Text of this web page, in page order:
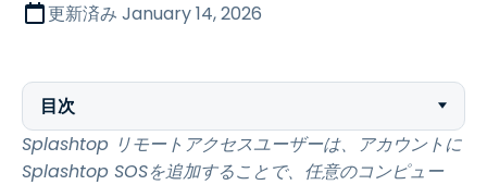
更新済み January 14, 2026
目次
Splashtop リモートアクセスユーザーは、アカウントに
Splashtop SOSを追加することで、任意のコンピュー